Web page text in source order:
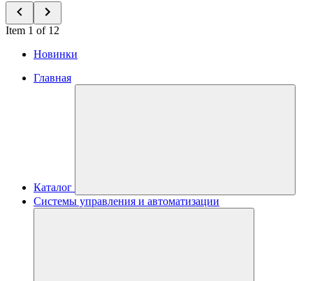
Item 1 of 12
Новинки
Главная
Каталог
Системы управления и автоматизации